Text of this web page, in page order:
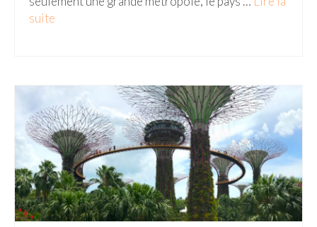
Guilin & Yangshuo
Xi’An
Corée du Sud
Japon
Fukuoka
suite­­